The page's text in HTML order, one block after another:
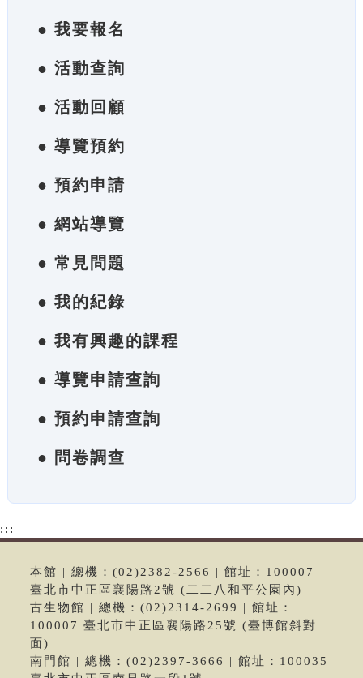
● 我要報名
● 活動查詢
● 活動回顧
● 導覽預約
● 預約申請
● 網站導覽
● 常見問題
● 我的紀錄
● 我有興趣的課程
● 導覽申請查詢
● 預約申請查詢
● 問卷調查
:::
本館 | 總機：(02)2382-2566 | 館址：100007
臺北市中正區襄陽路2號 (二二八和平公園內)
古生物館 | 總機：(02)2314-2699 | 館址：
100007 臺北市中正區襄陽路25號 (臺博館斜對
面)
南門館 | 總機：(02)2397-3666 | 館址：100035